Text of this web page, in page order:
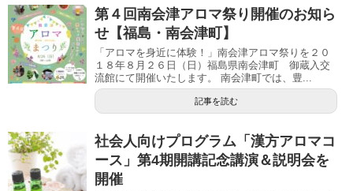
第４回南会津アロマ祭り開催のお知ら
せ【福島・南会津町】
「アロマを身近に体験！」南会津アロマ祭りを２０
１８年８月２６日（日）福島県南会津町 御蔵入交
流館にて開催いたします。 南会津町では、豊...
記事を読む
社会人向けプログラム「漢方アロマコ
ース」第4期開講記念講演＆説明会を
開催